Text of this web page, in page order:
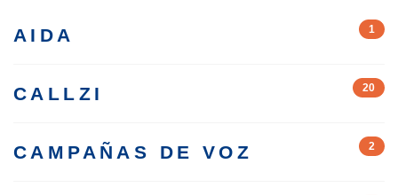
AIDA 1
CALLZI 20
CAMPAÑAS DE VOZ 2